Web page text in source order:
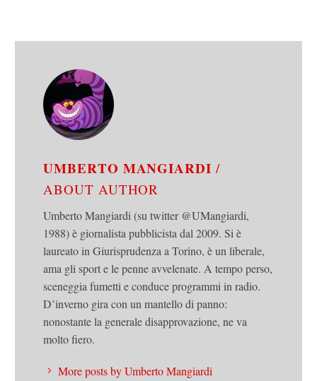
UMBERTO MANGIARDI/
ABOUT AUTHOR
Umberto Mangiardi (su twitter @UMangiardi,
1988) è giornalista pubblicista dal 2009. Si è
laureato in Giurisprudenza a Torino, è un liberale,
ama gli sport e le penne avvelenate. A tempo perso,
sceneggia fumetti e conduce programmi in radio.
D’inverno gira con un mantello di panno:
nonostante la generale disapprovazione, ne va
molto fiero.
More posts by Umberto Mangiardi